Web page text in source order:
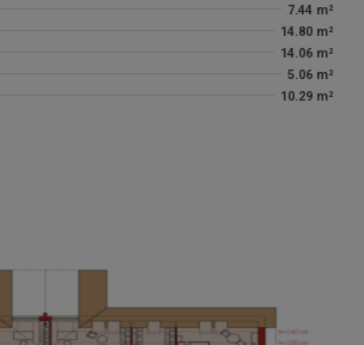
7.44 m²
14.80 m²
14.06 m²
5.06 m²
10.29 m²